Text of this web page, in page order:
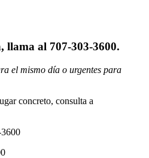
llama al 707-303-3600.
el mismo día o urgentes para
concreto, consulta a